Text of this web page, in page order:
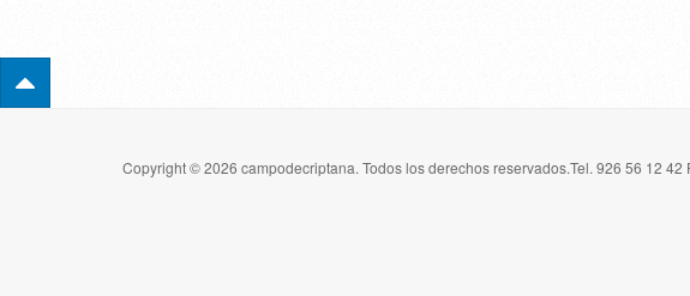
Copyright © 2026 campodecriptana. Todos los derechos reservados.Tel. 926 56 12 42